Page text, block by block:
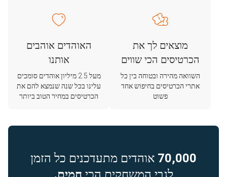
מוצאים לך את
הכרטיסים הכי שווים
השוואה מהירה ובטוחה בין כל
אתרי הכרטיסים בחיפוש אחד
פשוט
האוהדים אוהבים
אותנו
מעל 2.5 מיליון אוהדים סומכים
עלינו בכל שנה שנמצא להם את
הכרטיסים במחיר הטוב ביותר
70,000 אוהדים מתעדכנים כל הזמן